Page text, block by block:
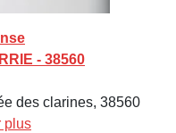
- 38560
des clarines, 38560
plus